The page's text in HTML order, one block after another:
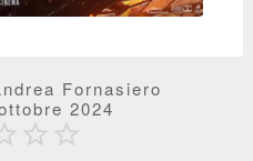
Fornasiero
2024
 